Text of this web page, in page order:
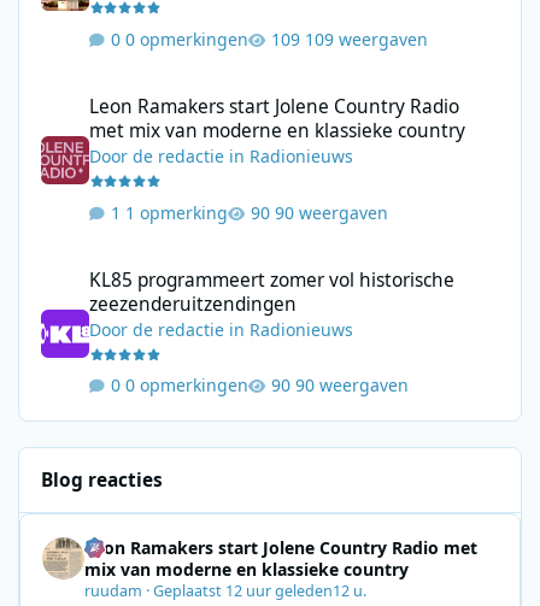
0 opmerkingen 109 weergaven
Leon Ramakers start Jolene Country Radio
met mix van moderne en klassieke country
Doorde redactie in Radionieuws
1 opmerking 90 weergaven
KL85 programmeert zomer vol historische
zeezenderuitzendingen
Doorde redactie in Radionieuws
0 opmerkingen 90 weergaven
Blog reacties
Leon Ramakers start Jolene Country Radio met
mix van moderne en klassieke country
ruudam ·Geplaatst 12 uur geleden12 u.